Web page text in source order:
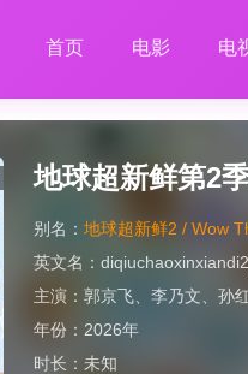
首页 电影 电
地球超新鲜第2
别名： 地球超新鲜2 / Wow
英文名：
主演： 郭京飞 李乃文 孙
年份： 2026年
时长： 未知